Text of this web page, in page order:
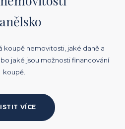
koupě nemovitosti, jaké daně a
jaké jsou možnosti financování
koupě.
VÍCE